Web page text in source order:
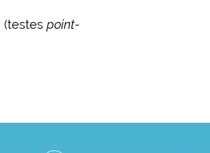
(testes point-